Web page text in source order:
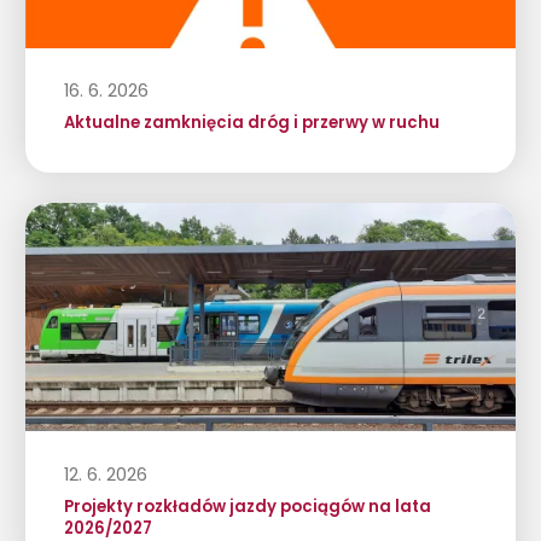
16. 6. 2026
Aktualne zamknięcia dróg i przerwy w ruchu
12. 6. 2026
Projekty rozkładów jazdy pociągów na lata
2026/2027